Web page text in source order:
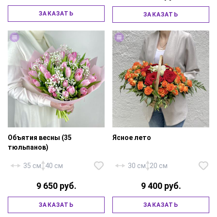
1 шт., писташ, лагурус,
фирменная упаковка, атласная
ЗАКАЗАТЬ ЗАКАЗАТЬ
3 шт., фирменная упаковка,
Объятия весны (35
тюльпанов)
35 см 40 см
9 650 руб.
ЗАКАЗАТЬ
Роза кустовая оранжевая — 10
шт., роза «Ред Наоми» — 5 шт.,
зелень, корзина малая,
Ясное лето
30 см 20 см
9 400 руб.
ЗАКАЗАТЬ